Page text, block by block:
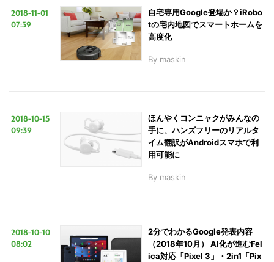
2018-11-01
07:39
自宅専用Google登場か？iRobo
tの宅内地図でスマートホームを
高度化
By maskin
2018-10-15
09:39
ほんやくコンニャクがみんなの
手に、ハンズフリーのリアルタ
イム翻訳がAndroidスマホで利
用可能に
By maskin
2018-10-10
08:02
2分でわかるGoogle発表内容
（2018年10月） AI化が進むFel
ica対応「Pixel 3」・2in1「Pix